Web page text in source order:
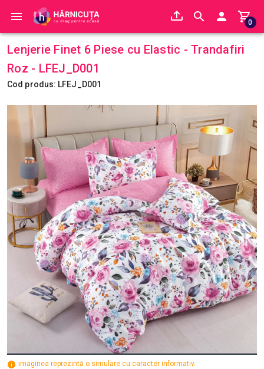
0
Lenjerie Finet 6 Piese cu Elastic - Trandafiri
Roz - LFEJ_D001
Cod produs: LFEJ_D001
imaginea reprezintă o simulare cu caracter informativ.